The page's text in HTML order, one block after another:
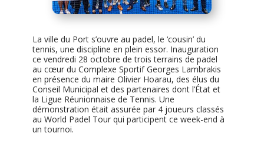
La ville du Port s’ouvre au padel, le ‘cousin’ du
tennis, une discipline en plein essor. Inauguration
ce vendredi 28 octobre de trois terrains de padel
au cœur du Complexe Sportif Georges Lambrakis
en présence du maire Olivier Hoarau, des élus du
Conseil Municipal et des partenaires dont l’État et
la Ligue Réunionnaise de Tennis. Une
démonstration était assurée par 4 joueurs classés
au World Padel Tour qui participent ce week-end à
un tournoi.